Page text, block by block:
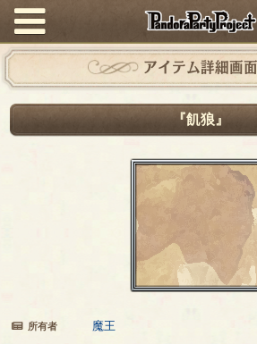
アイテム詳細画面
『飢狼』
所有者 魔王